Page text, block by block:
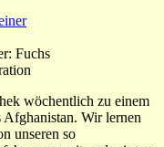
Fuchs
wöchentlich zu einem
Wir lernen
unseren so